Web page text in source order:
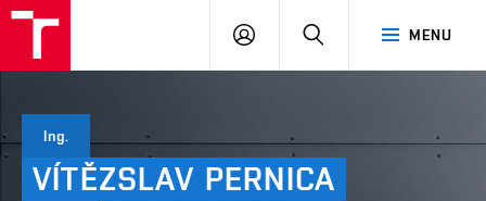
MENU
PŘIHLÁSIT
Ing.
VÍTĚZSLAV PERNICA